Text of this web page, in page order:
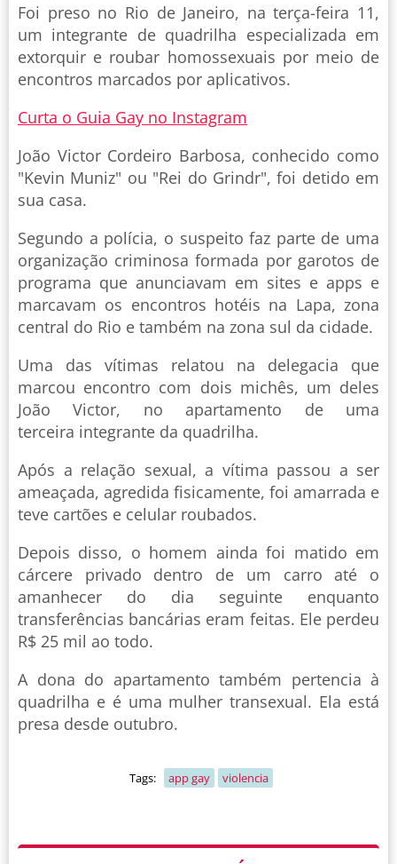
Foi preso no Rio de Janeiro, na terça-feira 11,
um integrante de quadrilha especializada em
extorquir e roubar homossexuais por meio de
encontros marcados por aplicativos.
Curta o Guia Gay no Instagram
João Victor Cordeiro Barbosa, conhecido como
"Kevin Muniz" ou "Rei do Grindr", foi detido em
sua casa.
Segundo a polícia, o suspeito faz parte de uma
organização criminosa formada por garotos de
programa que anunciavam em sites e apps e
marcavam os encontros hotéis na Lapa, zona
central do Rio e também na zona sul da cidade.
Uma das vítimas relatou na delegacia que
marcou encontro com dois michês, um deles
João Victor, no apartamento de uma
terceira integrante da quadrilha.
Após a relação sexual, a vítima passou a ser
ameaçada, agredida fisicamente, foi amarrada e
teve cartões e celular roubados.
Depois disso, o homem ainda foi matido em
cárcere privado dentro de um carro até o
amanhecer do dia seguinte enquanto
transferências bancárias eram feitas. Ele perdeu
R$ 25 mil ao todo.
A dona do apartamento também pertencia à
quadrilha e é uma mulher transexual. Ela está
presa desde outubro.
Tags: app gay violencia